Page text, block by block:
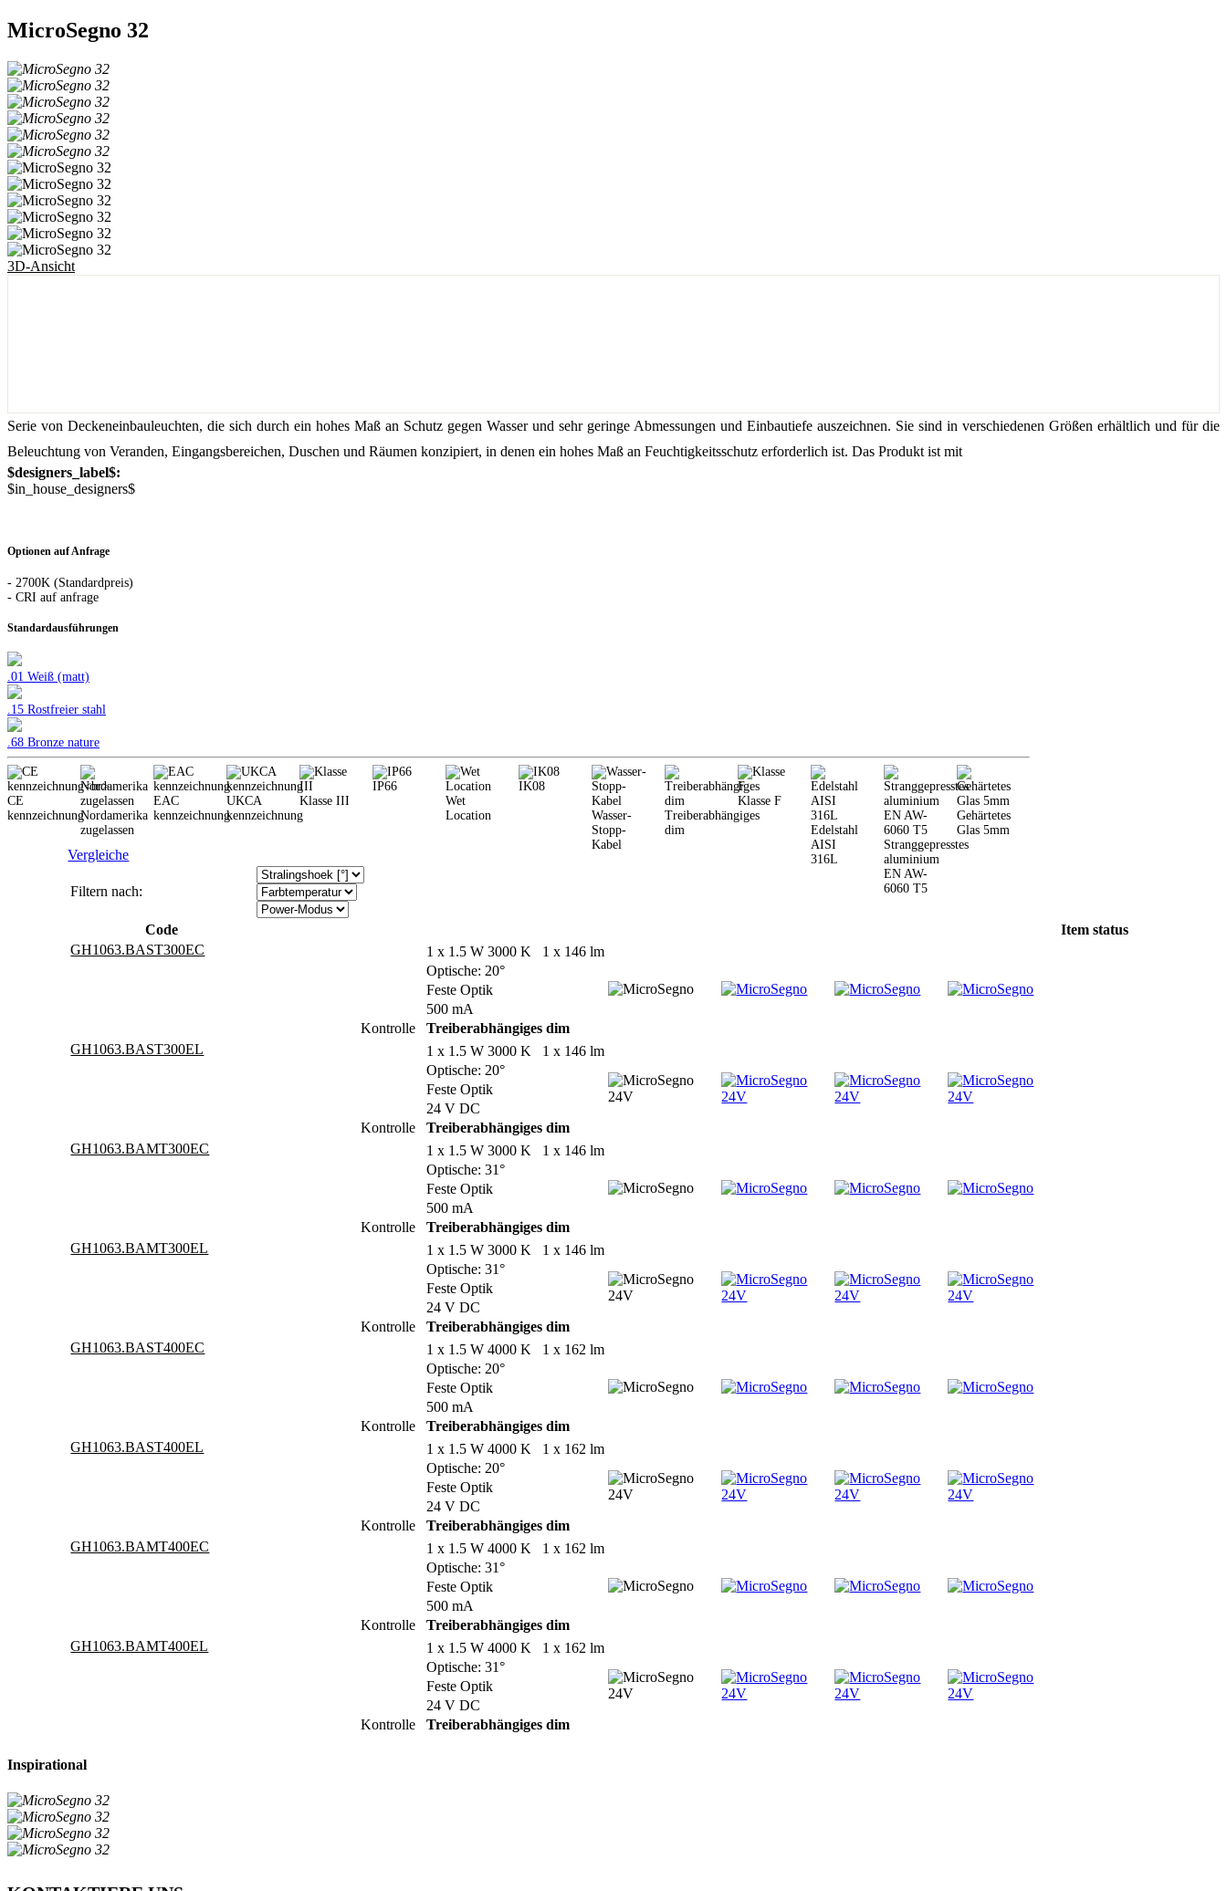
MicroSegno 32
3D-Ansicht
Serie von Deckeneinbauleuchten, die sich durch ein hohes Maß an Schutz gegen Wasser und sehr geringe Abmessungen und Einbautiefe auszeichnen. Sie sind in verschiedenen Größen erhältlich und für die
Beleuchtung von Veranden, Eingangsbereichen, Duschen und Räumen konzipiert, in denen ein hohes Maß an Feuchtigkeitsschutz erforderlich ist. Das Produkt ist mit
$designers_label$:
$in_house_designers$
Optionen auf Anfrage
- 2700K (Standardpreis)
- CRI auf anfrage
Standardausführungen
.01 Weiß (matt)
.15 Rostfreier stahl
.68 Bronze nature
CE
kennzeichnungNordamerika
zugelassen
EAC
kennzeichnung
UKCA
kennzeichnung
Klasse III
IP66
Wet
Location
IK08
Wasser-
Stopp-
Kabel
Treiberabhängiges
dim
Klasse F
Edelstahl
AISI
316L
Stranggepresstes
aluminium
EN AW-
6060 T5
Gehärtetes
Glas 5mm
Vergleiche
Filtern nach:
Code
Item status
GH1063.BAST300EC
1 x 1.5 W 3000 K 1 x 146 lm
Optische: 20°
Feste Optik
500 mA
Kontrolle
Treiberabhängiges dim
GH1063.BAST300EL
1 x 1.5 W 3000 K 1 x 146 lm
Optische: 20°
Feste Optik
24 V DC
Kontrolle
Treiberabhängiges dim
GH1063.BAMT300EC
1 x 1.5 W 3000 K 1 x 146 lm
Optische: 31°
Feste Optik
500 mA
Kontrolle
Treiberabhängiges dim
GH1063.BAMT300EL
1 x 1.5 W 3000 K 1 x 146 lm
Optische: 31°
Feste Optik
24 V DC
Kontrolle
Treiberabhängiges dim
GH1063.BAST400EC
1 x 1.5 W 4000 K 1 x 162 lm
Optische: 20°
Feste Optik
500 mA
Kontrolle
Treiberabhängiges dim
GH1063.BAST400EL
1 x 1.5 W 4000 K 1 x 162 lm
Optische: 20°
Feste Optik
24 V DC
Kontrolle
Treiberabhängiges dim
GH1063.BAMT400EC
1 x 1.5 W 4000 K 1 x 162 lm
Optische: 31°
Feste Optik
500 mA
Kontrolle
Treiberabhängiges dim
GH1063.BAMT400EL
1 x 1.5 W 4000 K 1 x 162 lm
Optische: 31°
Feste Optik
24 V DC
Kontrolle
Treiberabhängiges dim
Inspirational